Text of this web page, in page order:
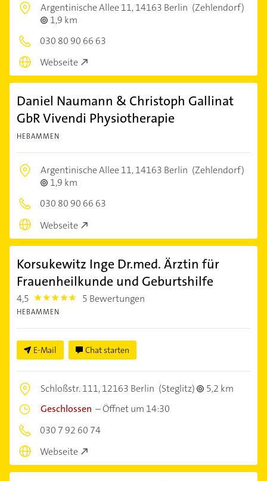
Argentinische Allee 11,14163 Berlin (Zehlendorf)
1,9 km
030 80 90 66 63
Webseite
Daniel Naumann & Christoph Gallinat
GbR Vivendi Physiotherapie
HEBAMMEN
Argentinische Allee 11,14163 Berlin (Zehlendorf)
1,9 km
030 80 90 66 63
Webseite
Korsukewitz Inge Dr.med. Ärztin für
Frauenheilkunde und Geburtshilfe
4,5 4.5 5 Bewertungen
HEBAMMEN
E-Mail Chat starten
Schloßstr. 111,12163 Berlin (Steglitz)
5,2 km
Geschlossen –Öffnet um 14:30
030 7 92 60 74
Webseite